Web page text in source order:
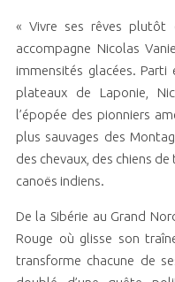
« Vivre ses rêves plutôt
accompagne Nicolas
immensités glacées.
plateaux de Laponie,
l’épopée des pionniers
plus sauvages des
des chevaux, des chiens
canoës indiens.
De la Sibérie au Grand
Rouge où glisse son
transforme chacune de